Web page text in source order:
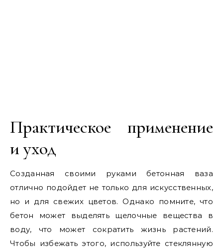
Практическое применение
и уход
Созданная своими руками бетонная ваза
отлично подойдет не только для искусственных,
но и для свежих цветов. Однако помните, что
бетон может выделять щелочные вещества в
воду, что может сократить жизнь растений.
Чтобы избежать этого, используйте стеклянную